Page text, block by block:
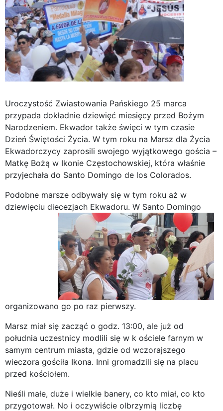
Uroczystość Zwiastowania Pańskiego 25 marca
przypada dokładnie dziewięć miesięcy przed Bożym
Narodzeniem. Ekwador także święci w tym czasie
Dzień Świętości Życia. W tym roku na Marsz dla Życia
Ekwadorczycy zaprosili swojego wyjątkowego gościa –
Matkę Bożą w Ikonie Częstochowskiej, która właśnie
przyjechała do Santo Domingo de los Colorados.
Podobne marsze odbywały się w tym roku aż w
dziewięciu diecezjach Ekwadoru. W Santo Domingo
organizowano go po raz pierwszy.
Marsz miał się zacząć o godz. 13:00, ale już od
południa uczestnicy modlili się w k ościele farnym w
samym centrum miasta, gdzie od wczorajszego
wieczora gościła Ikona. Inni gromadzili się na placu
przed kościołem.
Nieśli małe, duże i wielkie banery, co kto miał, co kto
przygotował. No i oczywiście olbrzymią liczbę